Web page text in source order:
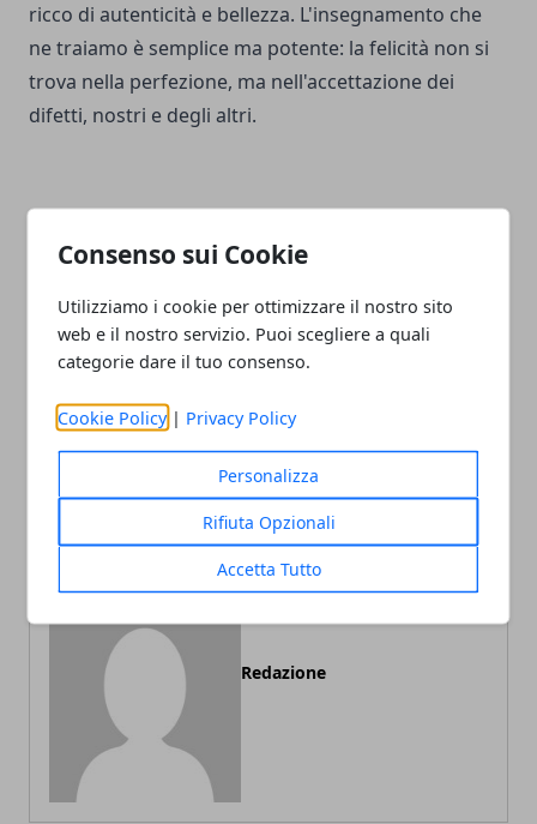
Consenso sui Cookie
Utilizziamo i cookie per ottimizzare il nostro sito
web e il nostro servizio. Puoi scegliere a quali
categorie dare il tuo consenso.
Cookie Policy | Privacy Policy
Personalizza
Rifiuta Opzionali
Accetta Tutto
ricco di autenticità e bellezza. L'insegnamento che
ne traiamo è semplice ma potente: la felicità non si
trova nella perfezione, ma nell'accettazione dei
difetti, nostri e degli altri.
Facebook
TwitterWhatsapp
Articolo Precedente
E-mail marketing da zero:
recensione del libro di
recensione del libro di
Redazione